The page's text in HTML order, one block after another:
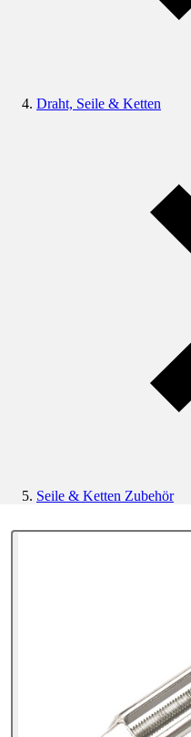
Draht, Seile & Ketten
Seile & Ketten Zubehör